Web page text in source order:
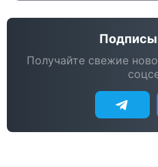
Получайте свежие